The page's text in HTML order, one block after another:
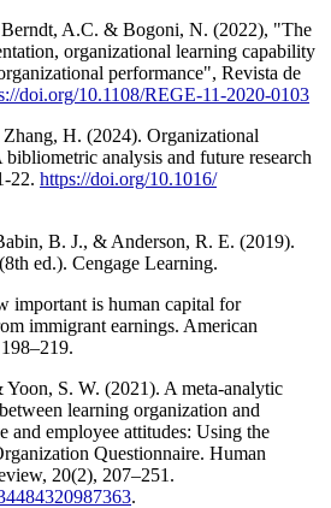
A.C. & Bogoni, N. (2022), "The
organizational learning capability
performance", Revista de
doi.org/10.1108/REGE-11-2020-0103
H. (2024). Organizational
analysis and future research
22. https://doi.org/10.1016/
B. J., & Anderson, R. E. (2019).
ed.). Cengage Learning.
important is human capital for
immigrant earnings. American
S. W. (2021). A meta-analytic
learning organization and
and employee attitudes: Using the
Questionnaire. Human
20(2), 207–251.
.